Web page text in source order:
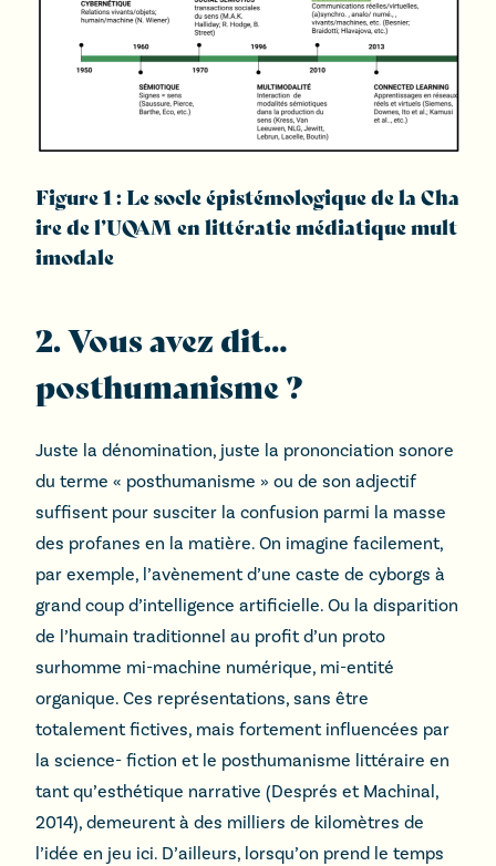
Figure 1 : Le socle épistémologique de la Cha
ire de l’UQAM en littératie médiatique mult
imodale
2. Vous avez dit…
posthumanisme ?
Juste la dénomination, juste la prononciation sonore
du terme « posthumanisme » ou de son adjectif
suffisent pour susciter la confusion parmi la masse
des profanes en la matière. On imagine facilement,
par exemple, l’avènement d’une caste de cyborgs à
grand coup d’intelligence artificielle. Ou la disparition
de l’humain traditionnel au profit d’un proto
surhomme mi-machine numérique, mi-entité
organique. Ces représentations, sans être
totalement fictives, mais fortement influencées par
la science- fiction et le posthumanisme littéraire en
tant qu’esthétique narrative (Després et Machinal,
2014), demeurent à des milliers de kilomètres de
l’idée en jeu ici. D’ailleurs, lorsqu’on prend le temps